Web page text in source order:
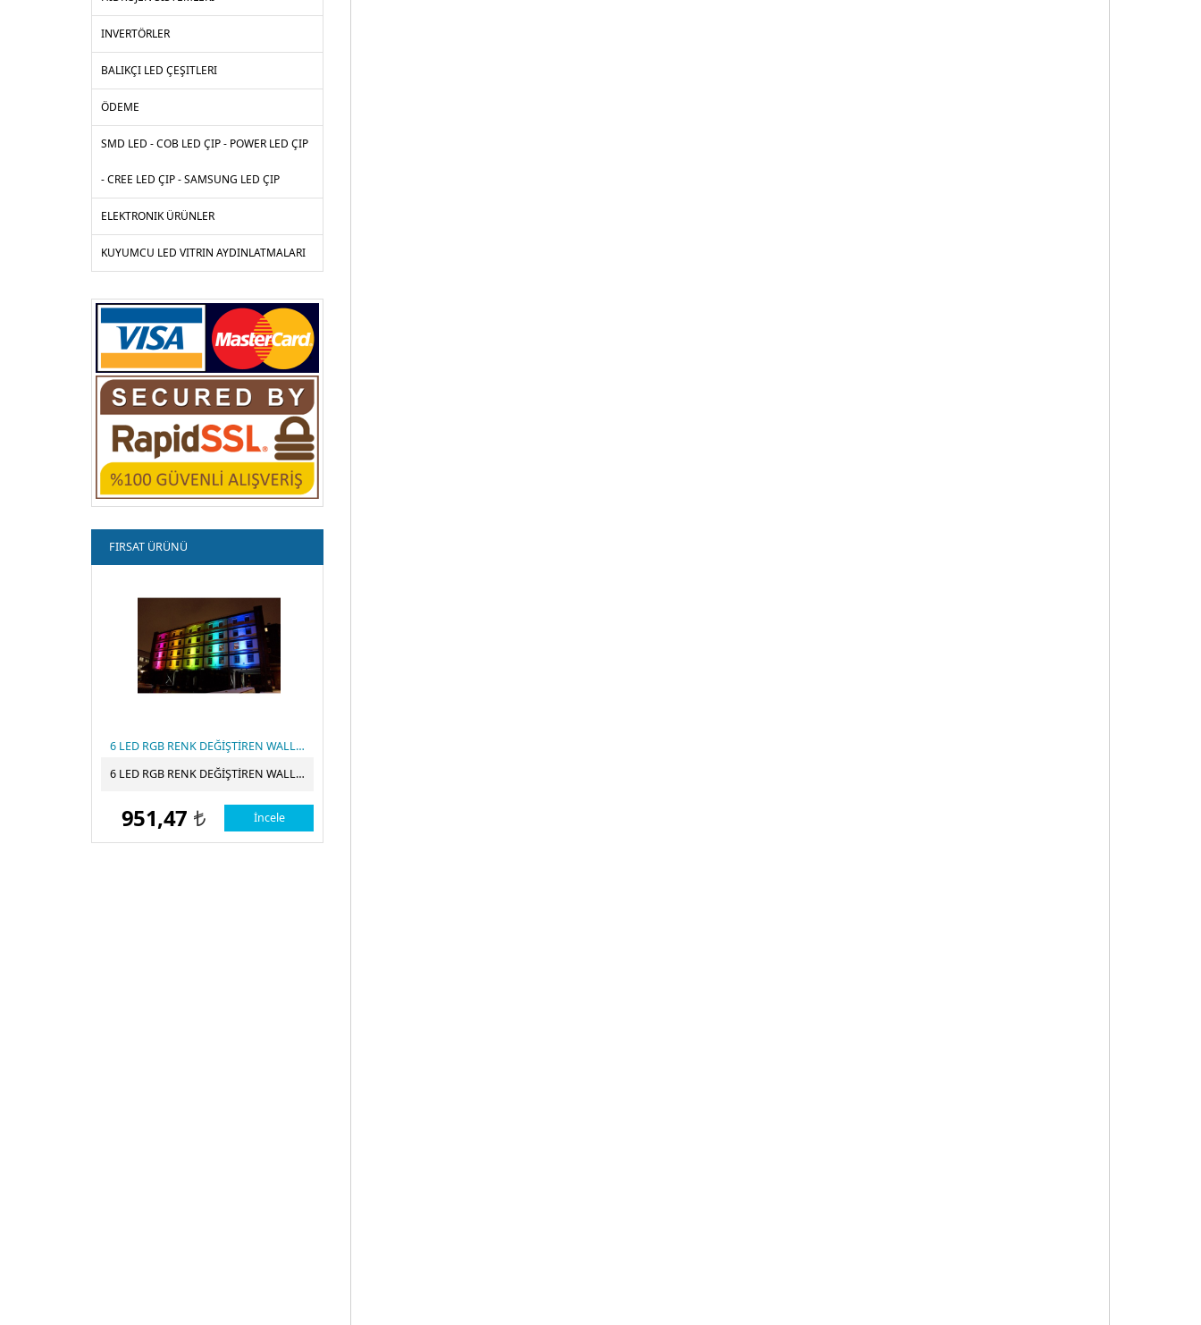
INVERTÖRLER
BALIKÇI LED ÇEŞITLERI
ÖDEME
SMD LED - COB LED ÇIP - POWER LED ÇIP
- CREE LED ÇIP - SAMSUNG LED ÇIP
ELEKTRONIK ÜRÜNLER
KUYUMCU LED VITRIN AYDINLATMALARI
FIRSAT ÜRÜNÜ
6 LED RGB RENK DEĞİŞTİREN WALLWASHER TÜM RENKLERİ YAKALAR RGB WALLWASHER DUVAR BOYAMA
6 LED RGB RENK DEĞİŞTİREN WALLWASHER TÜM RENKLERİ YAKALAR RGB WALLWASHER DUVAR BOYAMA
951,47 t İncele